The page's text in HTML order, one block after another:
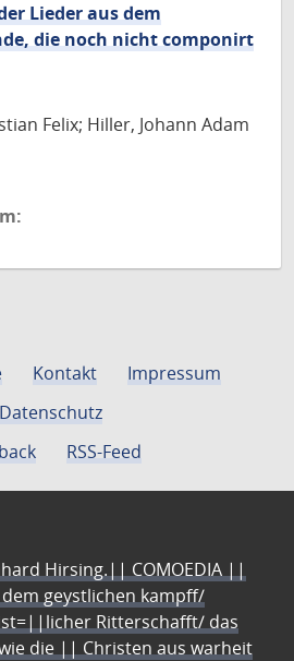
Lieder aus dem
die noch nicht componirt
Felix; Hiller, Johann Adam
Kontakt
Impressum
Datenschutz
RSS-Feed
Hirsing.|| COMOEDIA ||
geystlichen kampff/
Ritterschafft/ das
die || Christen aus warheit